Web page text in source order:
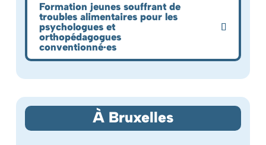
Formation jeunes souffrant de
troubles alimentaires pour les
psychologues et
orthopédagogues
conventionné·es
À Bruxelles